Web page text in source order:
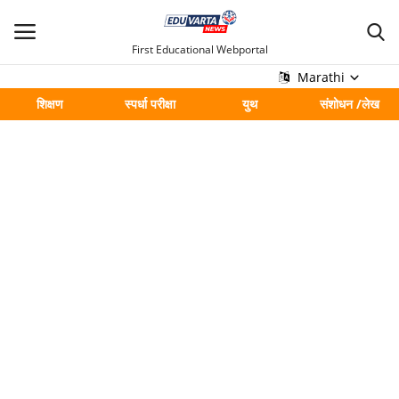
First Educational Webportal
Marathi
शिक्षण
स्पर्धा परीक्षा युथ संशोधन /लेख
मुख्य